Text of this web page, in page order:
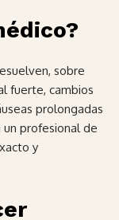
sobre
fuerte, cambios
prolongadas
profesional de
y